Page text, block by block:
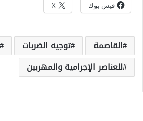
فيس بوك X
القاصمة توجيه الضربات
للعناصر الإجرامية والمهربين